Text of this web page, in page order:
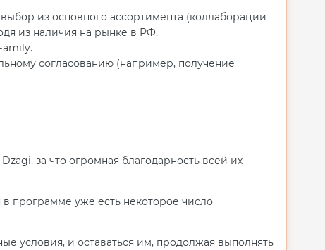
из основного ассортимента (коллаборации
из наличия на рынке в РФ.
согласованию (например, получение
за что огромная благодарность всей их
программе уже есть некоторое число
условия, и оставаться им, продолжая выполнять